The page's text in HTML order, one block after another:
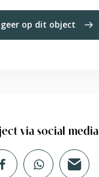
op dit object
via social media